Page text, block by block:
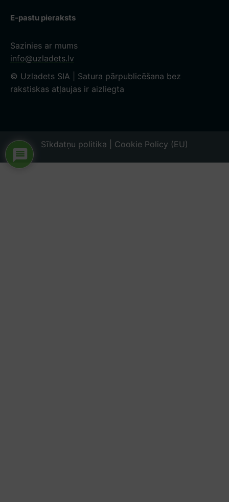
E-pastu pieraksts
Sazinies ar mums
info@uzladets.lv
© Uzladets SIA | Satura pārpublicēšana bez
rakstiskas atļaujas ir aizliegta
Sīkdatņu politika | Cookie Policy (EU)